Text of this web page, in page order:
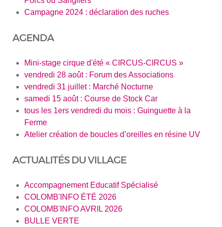
Campagne 2024 : déclaration des ruches
AGENDA
Mini-stage cirque d'été « CIRCUS-CIRCUS »
vendredi 28 août : Forum des Associations
vendredi 31 juillet : Marché Nocturne
samedi 15 août : Course de Stock Car
tous les 1ers vendredi du mois : Guinguette à la
Ferme
Atelier création de boucles d’oreilles en résine UV
ACTUALITÉS DU VILLAGE
Accompagnement Educatif Spécialisé
COLOMB'INFO ÉTÉ 2026
COLOMB'INFO AVRIL 2026
BULLE VERTE